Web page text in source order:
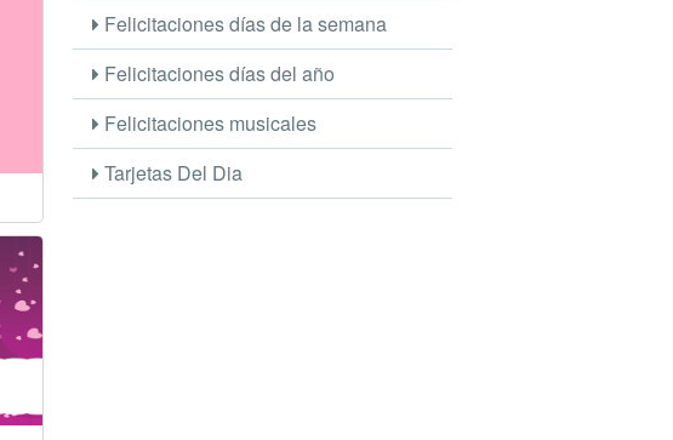
Felicitaciones días de la semana
Felicitaciones días del año
Felicitaciones musicales
Tarjetas Del Dia